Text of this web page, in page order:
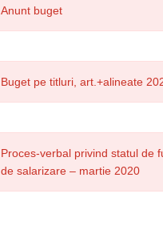
Anunt buget
Buget pe titluri, art.+alineate
Proces-verbal privind statul de
de salarizare – martie 2020